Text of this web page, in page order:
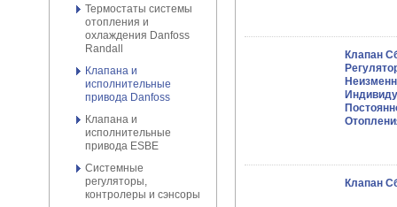
Термостаты системы
отопления и
охлаждения Danfoss
Randall
Клапана и
исполнительные
привода Danfoss
Клапана и
исполнительные
привода ESBE
Системные
регуляторы,
контролеры и сэнсоры
Клапан
Клапан